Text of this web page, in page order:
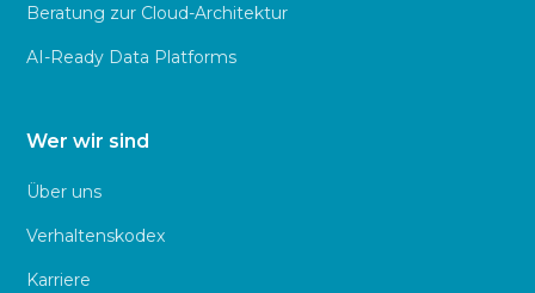
Beratung zur Cloud-Architektur
AI-Ready Data Platforms
Wer wir sind
Über uns
Verhaltenskodex
Karriere